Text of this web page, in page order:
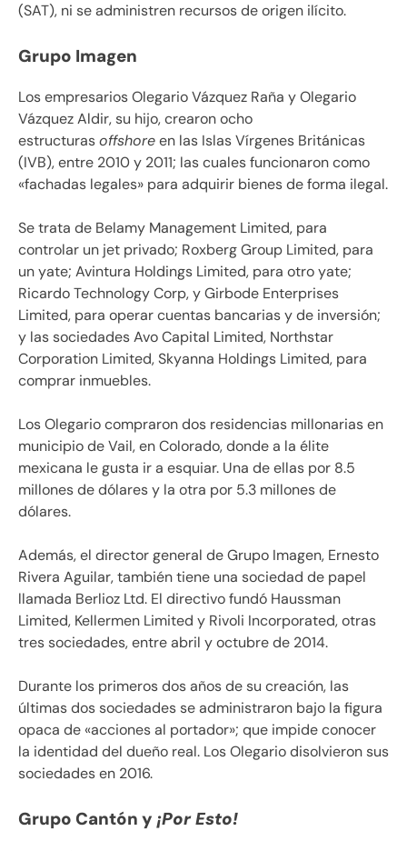
(SAT), ni se administren recursos de origen ilícito.
Grupo Imagen
Los empresarios Olegario Vázquez Raña y Olegario
Vázquez Aldir, su hijo, crearon ocho
estructurasoffshoreen las Islas Vírgenes Británicas
(IVB), entre 2010 y 2011; las cuales funcionaron como
«fachadas legales» para adquirir bienes de forma ilegal.
Se trata de Belamy Management Limited, para
controlar un jet privado; Roxberg Group Limited, para
un yate; Avintura Holdings Limited, para otro yate;
Ricardo Technology Corp, y Girbode Enterprises
Limited, para operar cuentas bancarias y de inversión;
y las sociedades Avo Capital Limited, Northstar
Corporation Limited, Skyanna Holdings Limited, para
comprar inmuebles.
Los Olegario compraron dos residencias millonarias en
municipio de Vail, en Colorado, donde a la élite
mexicana le gusta ir a esquiar. Una de ellas por 8.5
millones de dólares y la otra por 5.3 millones de
dólares.
Además, el director general de Grupo Imagen, Ernesto
Rivera Aguilar, también tiene una sociedad de papel
llamada Berlioz Ltd. El directivo fundó Haussman
Limited, Kellermen Limited y Rivoli Incorporated, otras
tres sociedades, entre abril y octubre de 2014.
Durante los primeros dos años de su creación, las
últimas dos sociedades se administraron bajo la figura
opaca de «acciones al portador»; que impide conocer
la identidad del dueño real. Los Olegario disolvieron sus
sociedades en 2016.
Grupo Cantón y ¡Por Esto!